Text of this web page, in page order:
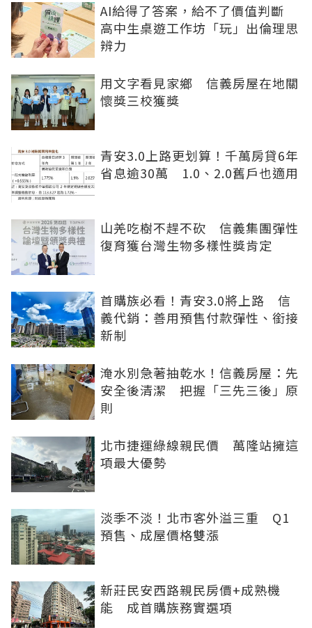
AI給得了答案，給不了價值判斷
高中生桌遊工作坊「玩」出倫理思
辨力
用文字看見家鄉 信義房屋在地關
懷獎三校獲獎
青安3.0上路更划算！千萬房貸6年
省息逾30萬 1.0、2.0舊戶也適用
山羌吃樹不趕不砍 信義集團彈性
復育獲台灣生物多樣性獎肯定
首購族必看！青安3.0將上路 信
義代銷：善用預售付款彈性、銜接
新制
淹水別急著抽乾水！信義房屋：先
安全後清潔 把握「三先三後」原
則
北市捷運綠線親民價 萬隆站擁這
項最大優勢
淡季不淡！北市客外溢三重 Q1
預售、成屋價格雙漲
新莊民安西路親民房價+成熟機
能 成首購族務實選項